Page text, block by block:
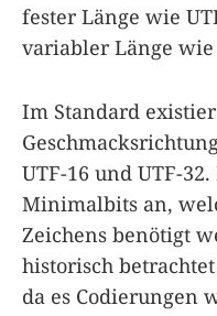
fester Länge wie
variabler Länge wie
Im Standard
UTF-16 und UTF-
Minimalbits an,
Zeichens benötigt
historisch
da es Codierungen